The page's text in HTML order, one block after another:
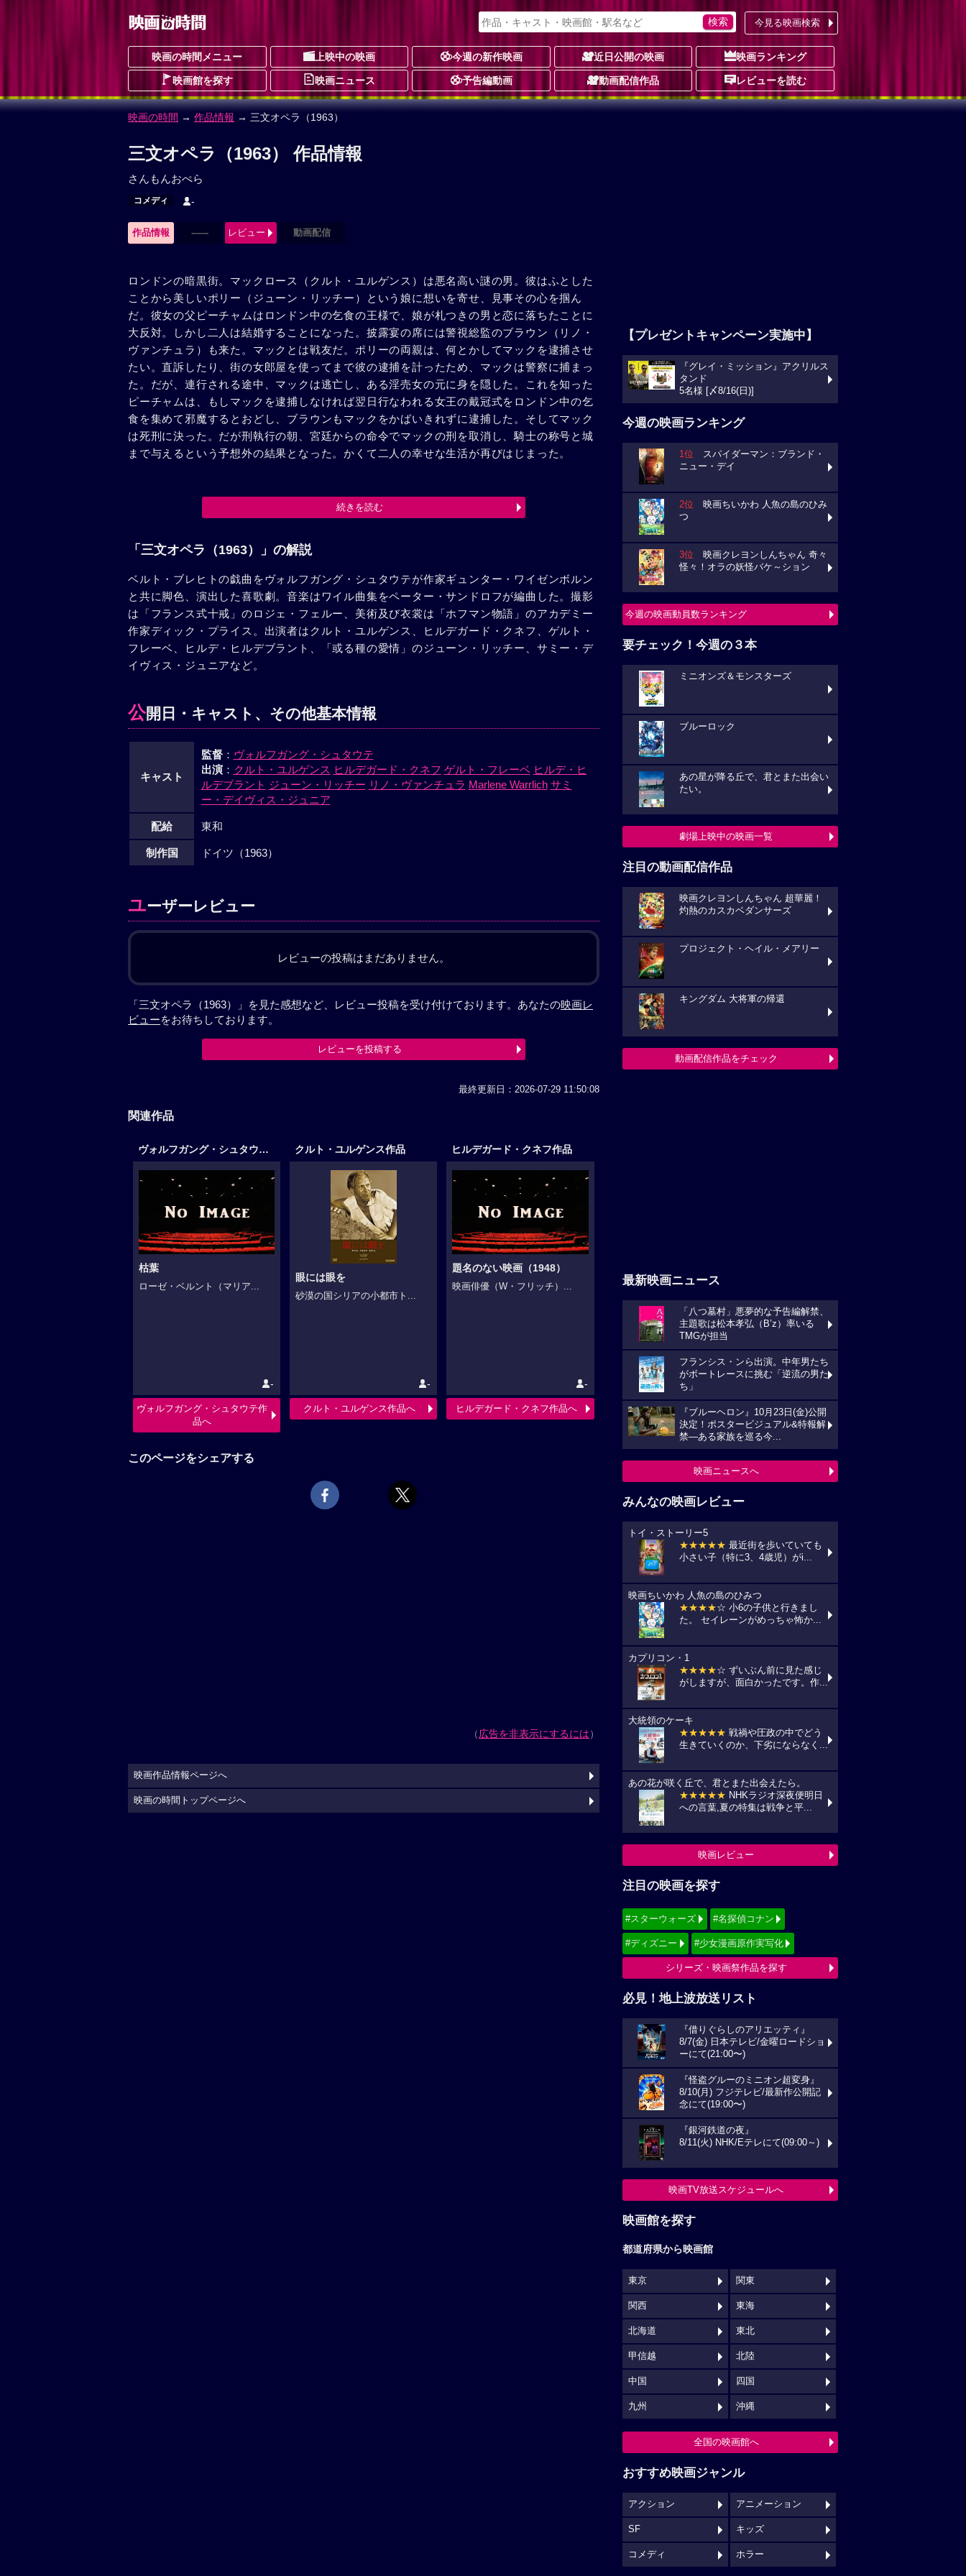
今見る映画検索
映画の時間メニュー 上映中の映画 今週の新作映画 近日公開の映画 映画ランキング
映画館を探す 映画ニュース 予告編動画 動画配信作品 レビューを読む
映画の時間 → 作品情報 → 三文オペラ（1963）
三文オペラ（1963） 作品情報
さんもんおぺら
コメディ -
作品情報 ------ レビュー 動画配信
ロンドンの暗黒街。マックロース（クルト・ユルゲンス）は悪名高い謎の男。彼はふとした
ことから美しいポリー（ジューン・リッチー）という娘に想いを寄せ、見事その心を掴ん
だ。彼女の父ピーチャムはロンドン中の乞食の王様で、娘が札つきの男と恋に落ちたことに
大反対。しかし二人は結婚することになった。披露宴の席には警視総監のブラウン（リノ・
ヴァンチュラ）も来た。マックとは戦友だ。ポリーの両親は、何とかしてマックを逮捕させ
たい。直訴したり、街の女郎屋を使ってまで彼の逮捕を計ったため、マックは警察に捕まっ
た。だが、連行される途中、マックは逃亡し、ある淫売女の元に身を隠した。これを知った
ピーチャムは、もしマックを逮捕しなければ翌日行なわれる女王の戴冠式をロンドン中の乞
食を集めて邪魔するとおどし、ブラウンもマックをかばいきれずに逮捕した。そしてマック
は死刑に決った。だが刑執行の朝、宮廷からの命令でマックの刑を取消し、騎士の称号と城
まで与えるという予想外の結果となった。かくて二人の幸せな生活が再びはじまった。
続きを読む
「三文オペラ（1963）」の解説
ベルト・ブレヒトの戯曲をヴォルフガング・シュタウテが作家ギュンター・ワイゼンボルン
と共に脚色、演出した喜歌劇。音楽はワイル曲集をペーター・サンドロフが編曲した。撮影
は「フランス式十戒」のロジェ・フェルー、美術及び衣裳は「ホフマン物語」のアカデミー
作家ディック・プライス。出演者はクルト・ユルゲンス、ヒルデガード・クネフ、ゲルト・
フレーベ、ヒルデ・ヒルデブラント、「或る種の愛情」のジューン・リッチー、サミー・デ
イヴィス・ジュニアなど。
公開日・キャスト、その他基本情報
キャスト
監督： ヴォルフガング・シュタウテ
出演： クルト・ユルゲンス ヒルデガード・クネフ ゲルト・フレーベ ヒルデ・ヒ
ルデブラント ジューン・リッチー リノ・ヴァンチュラ Marlene Warrlich サミ
ー・デイヴィス・ジュニア
配給 東和
制作国 ドイツ（1963）
ユーザーレビュー
レビューの投稿はまだありません。
「三文オペラ（1963）」を見た感想など、レビュー投稿を受け付けております。あなたの映画レ
ビューをお待ちしております。
レビューを投稿する
最終更新日：2026-07-29 11:50:08
関連作品
ヴォルフガング・シュタウテ作品
枯葉
ローゼ・ベルント（マリア...
-
ヴォルフガング・シュタウテ作
品へ
クルト・ユルゲンス作品
眼には眼を
砂漠の国シリアの小都市ト...
-
クルト・ユルゲンス作品へ
ヒルデガード・クネフ作品
題名のない映画（1948）
映画俳優（W・フリッチ）...
-
ヒルデガード・クネフ作品へ
このページをシェアする
（広告を非表示にするには）
【プレゼントキャンペーン実施中】
『グレイ・ミッション』アクリルス
タンド
5名様 [〆8/16(日)]
今週の映画ランキング
1位 スパイダーマン：ブランド・
ニュー・デイ
2位 映画ちいかわ 人魚の島のひみ
つ
3位 映画クレヨンしんちゃん 奇々
怪々！オラの妖怪バケ～ション
今週の映画動員数ランキング
要チェック！今週の３本
ミニオンズ＆モンスターズ
ブルーロック
あの星が降る丘で、君とまた出会い
たい。
劇場上映中の映画一覧
注目の動画配信作品
映画クレヨンしんちゃん 超華麗！
灼熱のカスカベダンサーズ
プロジェクト・ヘイル・メアリー
キングダム 大将軍の帰還
動画配信作品をチェック
最新映画ニュース
「八つ墓村」悪夢的な予告編解禁、
主題歌は松本孝弘（B’z）率いる
TMGが担当
フランシス・ンら出演。中年男たち
がボートレースに挑む「逆流の男た
ち」
『ブルーヘロン』10月23日(金)公開
決定！ポスタービジュアル&特報解
禁―ある家族を巡る今...
映画ニュースへ
みんなの映画レビュー
トイ・ストーリー5
★★★★★ 最近街を歩いていても
小さい子（特に3、4歳児）がi...
映画ちいかわ 人魚の島のひみつ
★★★★☆ 小6の子供と行きまし
た。 セイレーンがめっちゃ怖か...
カプリコン・1
★★★★☆ ずいぶん前に見た感じ
がしますが、面白かったです。作...
大統領のケーキ
★★★★★ 戦禍や圧政の中でどう
生きていくのか、下劣にならなく...
あの花が咲く丘で、君とまた出会えたら。
★★★★★ NHKラジオ深夜便明日
への言葉,夏の特集は戦争と平...
映画レビュー
注目の映画を探す
#スターウォーズ #名探偵コナン
#ディズニー #少女漫画原作実写化
シリーズ・映画祭作品を探す
必見！地上波放送リスト
『借りぐらしのアリエッティ』
8/7(金) 日本テレビ/金曜ロードショ
ーにて(21:00〜)
『怪盗グルーのミニオン超変身』
8/10(月) フジテレビ/最新作公開記
念にて(19:00〜)
『銀河鉄道の夜』
8/11(火) NHK/Eテレにて(09:00～)
映画TV放送スケジュールへ
映画館を探す
都道府県から映画館
東京 関東
関西 東海
北海道 東北
甲信越 北陸
中国 四国
九州 沖縄
全国の映画館へ
おすすめ映画ジャンル
アクション アニメーション
SF キッズ
コメディ ホラー
映画作品情報ページへ
映画の時間トップページへ